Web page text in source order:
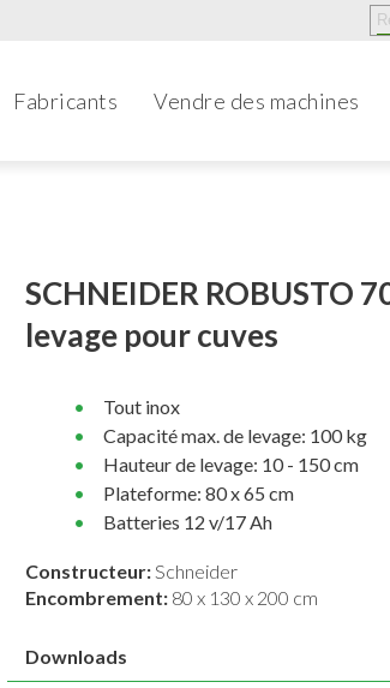
Fabricants Vendre des machines
SCHNEIDER ROBUSTO
levage pour cuves
Tout inox
Capacité max. de levage: 100 kg
Hauteur de levage: 10 - 150 cm
Plateforme: 80 x 65 cm
Batteries 12 v/17 Ah
Constructeur: Schneider
Encombrement: 80 x 130 x 200 cm
Downloads